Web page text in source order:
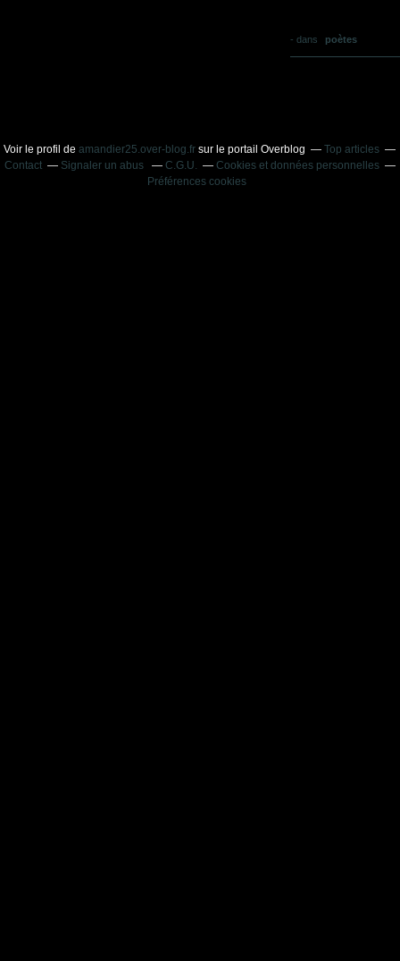
- dans poètes
Voir le profil deamandier25.over-blog.fr sur le portail Overblog
Top articles
Contact
Signaler un abus C.G.U.
Cookies et données personnelles
Préférences cookies